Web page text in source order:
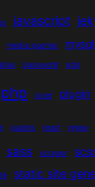
javascript
media queries mysql
password pdo
php pixel plugin
quotes react regex
sass scraper
static site